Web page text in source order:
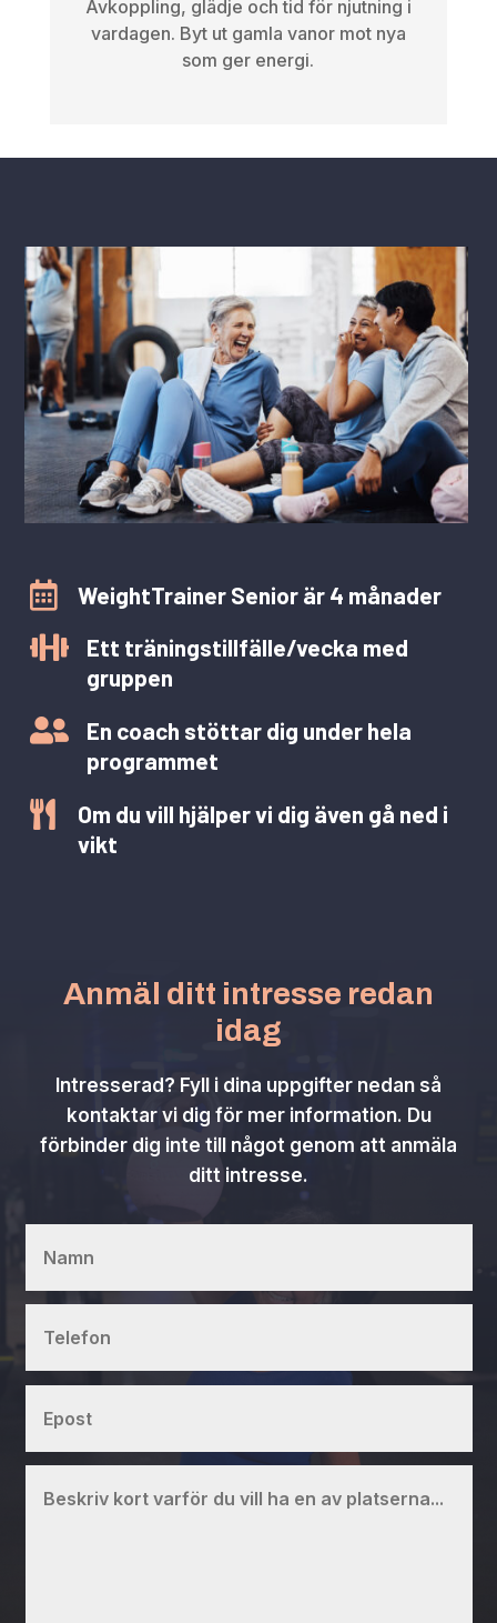
Avkoppling, glädje och tid för njutning i
vardagen. Byt ut gamla vanor mot nya
som ger energi.
 WeightTrainer Senior är 4 månader

Ett träningstillfälle/vecka med
gruppen

En coach stöttar dig under hela
programmet

Om du vill hjälper vi dig även gå ned i
vikt
Anmäl ditt intresse redan
idag
Intresserad? Fyll i dina uppgifter nedan så
kontaktar vi dig för mer information. Du
förbinder dig inte till något genom att anmäla
ditt intresse.